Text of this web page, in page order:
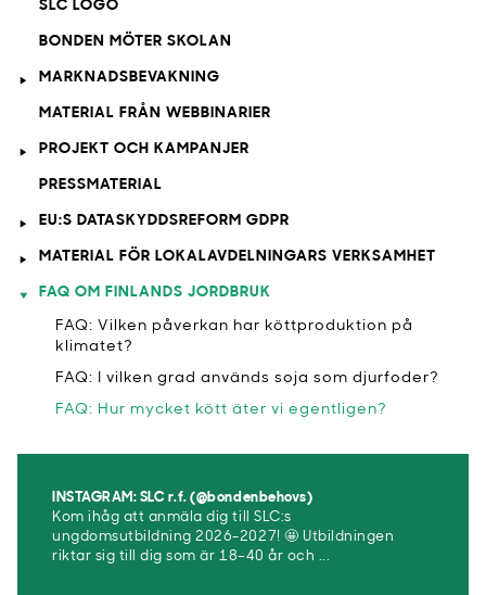
SLC LOGO
BONDEN MÖTER SKOLAN
MARKNADSBEVAKNING
MATERIAL FRÅN WEBBINARIER
PROJEKT OCH KAMPANJER
PRESSMATERIAL
EU:S DATASKYDDSREFORM GDPR
MATERIAL FÖR LOKALAVDELNINGARS VERKSAMHET
FAQ OM FINLANDS JORDBRUK
FAQ: Vilken påverkan har köttproduktion på
klimatet?
FAQ: I vilken grad används soja som djurfoder?
FAQ: Hur mycket kött äter vi egentligen?
INSTAGRAM: SLC r.f. (@bondenbehovs)
Kom ihåg att anmäla dig till SLC:s
ungdomsutbildning 2026-2027! 🤩 Utbildningen
riktar sig till dig som är 18–40 år och ...